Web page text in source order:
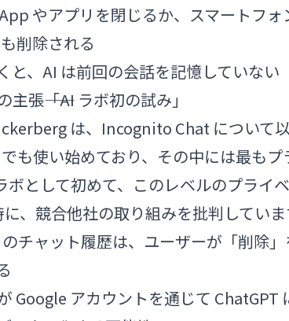
やアプリを閉じるか、スマートフ
削除される
と、AI は前回の会話を記憶していない
張――「AI ラボ初の試み」
は、Incognito Chat について
でも使い始めており、その中には最も
ボとして初めて、このレベルのプライ
、競合他社の取り組みを批判していま
のチャット履歴は、ユーザーが「削除
Google アカウントを通じて ChatGPT